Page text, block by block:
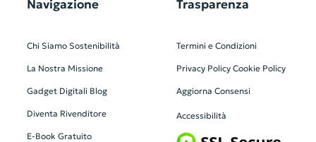
Navigazione
Chi Siamo Sostenibilità
La Nostra Missione
Gadget Digitali Blog
Diventa Rivenditore
E-Book Gratuito
Trasparenza
Termini e Condizioni
Privacy Policy Cookie Policy
Aggiorna Consensi
Accessibilità